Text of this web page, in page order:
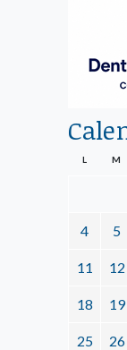
L M
4 5
11 12
18 19
25 26